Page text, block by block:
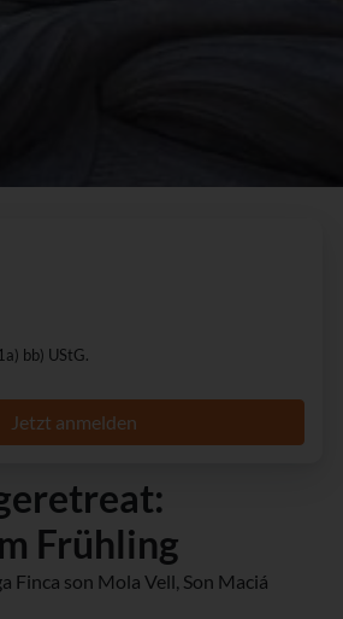
bb) UStG.
Jetzt anmelden
Frühling
Finca son Mola Vell, Son Maciá